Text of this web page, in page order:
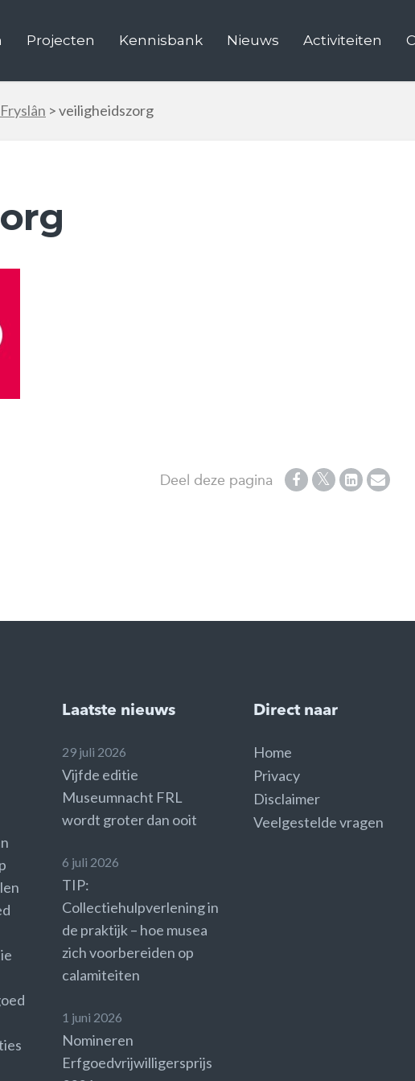
Projecten Kennisbank Nieuws Activiteiten
>veiligheidszorg
Deel deze pagina
Laatste nieuws
29 juli 2026
Vijfde editie
Museumnacht FRL
wordt groter dan ooit
6 juli 2026
TIP:
Collectiehulpverlening in
de praktijk – hoe musea
zich voorbereiden op
calamiteiten
1 juni 2026
Nomineren
Erfgoedvrijwilligersprijs
Direct naar
Home
Privacy
Disclaimer
Veelgestelde vragen